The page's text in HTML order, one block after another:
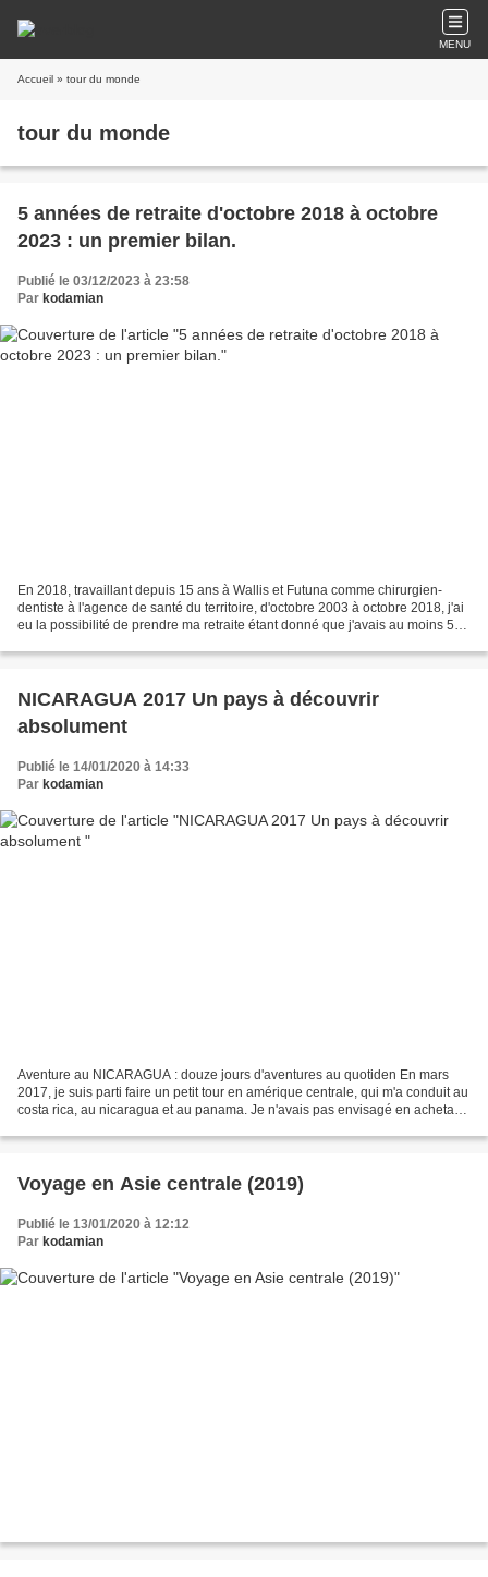
MENU
Accueil » tour du monde
tour du monde
5 années de retraite d'octobre 2018 à octobre
2023 : un premier bilan.
Publié le 03/12/2023 à 23:58
Par kodamian
En 2018, travaillant depuis 15 ans à Wallis et Futuna comme chirurgien-
dentiste à l'agence de santé du territoire, d'octobre 2003 à octobre 2018, j'ai
eu la possibilité de prendre ma retraite étant donné que j'avais au moins 55
NICARAGUA 2017 Un pays à découvrir
absolument
Publié le 14/01/2020 à 14:33
Par kodamian
Aventure au NICARAGUA : douze jours d'aventures au quotiden En mars
2017, je suis parti faire un petit tour en amérique centrale, qui m'a conduit au
costa rica, au nicaragua et au panama. Je n'avais pas envisagé en achetant
Voyage en Asie centrale (2019)
Publié le 13/01/2020 à 12:12
Par kodamian